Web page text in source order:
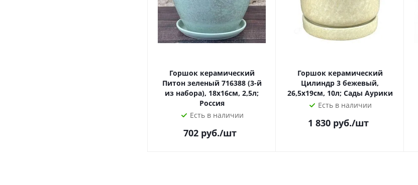
Горшок керамический
Питон зеленый 716388 (3-й
из набора), 18х16см, 2,5л;
Россия
Есть в наличии
702 руб./шт
Горшок керамический
Цилиндр 3 бежевый,
26,5х19см, 10л; Сады Аурики
Есть в наличии
1 830руб./шт